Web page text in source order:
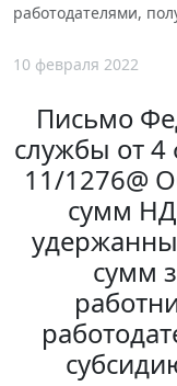
работодателями,
10 февраля 2022
Письмо
службы от
11/1276@
сумм
сумм